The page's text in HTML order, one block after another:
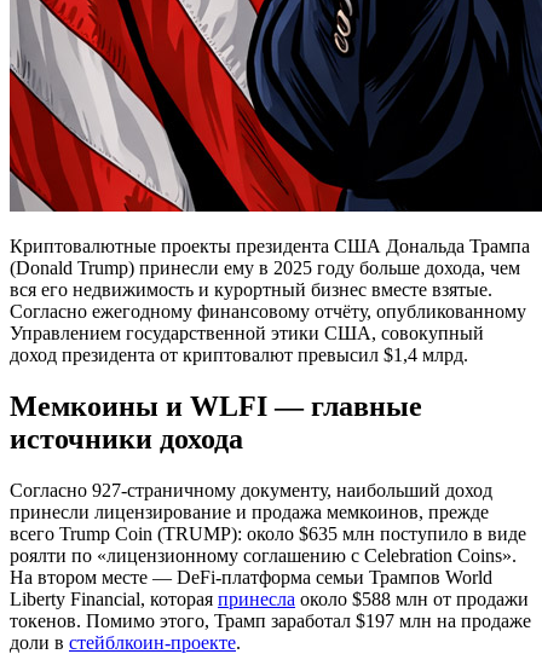
Криптовалютные проекты президента США Дональда Трампа
(Donald Trump) принесли ему в 2025 году больше дохода, чем
вся его недвижимость и курортный бизнес вместе взятые.
Согласно ежегодному финансовому отчёту, опубликованному
Управлением государственной этики США, совокупный
доход президента от криптовалют превысил $1,4 млрд.
Мемкоины и WLFI — главные
источники дохода
Согласно 927-страничному документу, наибольший доход
принесли лицензирование и продажа мемкоинов, прежде
всего Trump Coin (TRUMP): около $635 млн поступило в виде
роялти по «лицензионному соглашению с Celebration Coins».
На втором месте — DeFi-платформа семьи Трампов World
Liberty Financial, которая принесла около $588 млн от продажи
токенов. Помимо этого, Трамп заработал $197 млн на продаже
доли в стейблкоин-проекте.